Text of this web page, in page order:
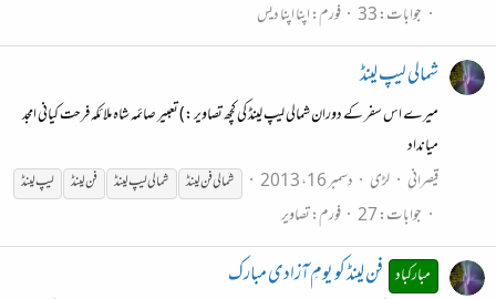
جوابات: 33 فورم:اپنا اپنا دیس
شمالی لیپ لینڈ
میرے اس سفر کے دوران شمالی لیپ لینڈ کی کچھ تصاویر :) تعبیر صائمہ شاہ ملائکہ فرحت کیانی امجد
میانداد
قیصرانی لڑی دسمبر 16، 2013 شمالیفنلینڈ شمالی لیپلینڈ فنلینڈ لیپلینڈ
جوابات: 27 فورم:تصاویر
مبارکباد فن لینڈ کو یومِ آزادی مبارک